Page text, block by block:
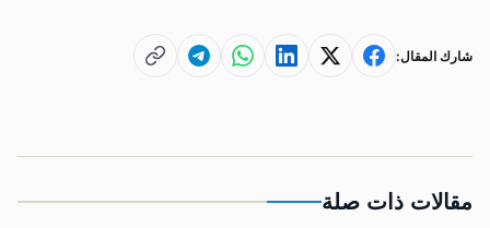
شارك المقال:
مقالات ذات صلة